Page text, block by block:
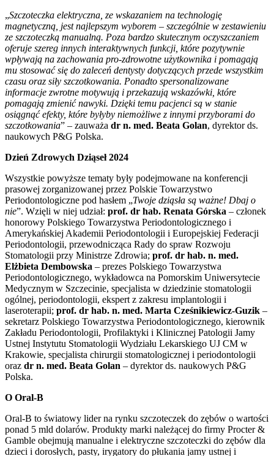
„Szczoteczka elektryczna, ze wskazaniem na technologię
magnetyczną, jest najlepszym wyborem – szczególnie w zestawieniu
ze szczoteczką manualną. Poza bardzo skutecznym oczyszczaniem
oferuje szereg innych interaktywnych funkcji, które pozytywnie
wpływają na zachowania pro-zdrowotne użytkownika i pomagają
mu stosować się do zaleceń dentysty dotyczących przede wszystkim
czasu oraz siły szczotkowania. Ponadto spersonalizowane
informacje zwrotne motywują i przekazują wskazówki, które
pomagają zmienić nawyki. Dzięki temu pacjenci są w stanie
osiągnąć efekty, które byłyby niemożliwe z innymi przyborami do
szczotkowania” – zauważa dr n. med. Beata Golan, dyrektor ds.
naukowych P&G Polska.
Dzień Zdrowych Dziąseł 2024
Wszystkie powyższe tematy były podejmowane na konferencji
prasowej zorganizowanej przez Polskie Towarzystwo
Periodontologiczne pod hasłem „Twoje dziąsła są ważne! Dbaj o
nie”. Wzięli w niej udział: prof. dr hab. Renata Górska – członek
honorowy Polskiego Towarzystwa Periodontologicznego i
Amerykańskiej Akademii Periodontologii i Europejskiej Federacji
Periodontologii, przewodnicząca Rady do spraw Rozwoju
Stomatologii przy Ministrze Zdrowia; prof. dr hab. n. med.
Elżbieta Dembowska – prezes Polskiego Towarzystwa
Periodontologicznego, wykładowca na Pomorskim Uniwersytecie
Medycznym w Szczecinie, specjalista w dziedzinie stomatologii
ogólnej, periodontologii, ekspert z zakresu implantologii i
laseroterapii; prof. dr hab. n. med. Marta Cześnikiewicz-Guzik –
sekretarz Polskiego Towarzystwa Periodontologicznego, kierownik
Zakładu Periodontologii, Profilaktyki i Klinicznej Patologii Jamy
Ustnej Instytutu Stomatologii Wydziału Lekarskiego UJ CM w
Krakowie, specjalista chirurgii stomatologicznej i periodontologii
oraz dr n. med. Beata Golan – dyrektor ds. naukowych P&G
Polska.
O Oral-B
Oral-B to światowy lider na rynku szczoteczek do zębów o wartości
ponad 5 mld dolarów. Produkty marki należącej do firmy Procter &
Gamble obejmują manualne i elektryczne szczoteczki do zębów dla
dzieci i dorosłych, pasty, irygatory do płukania jamy ustnej i